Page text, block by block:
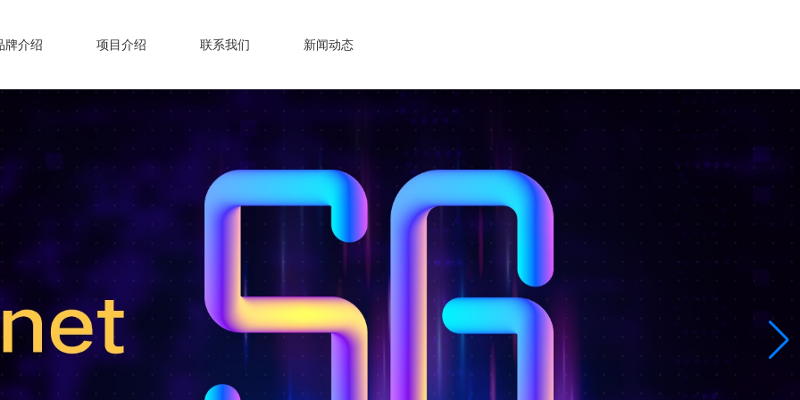
牌介绍 项目介绍 联系我们 新闻动态